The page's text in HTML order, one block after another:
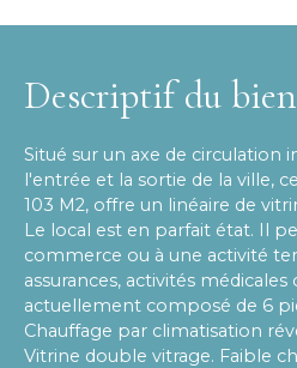
Descriptif du bien
Situé sur un axe de
l'entrée et la sortie de la ville,
103 M2, offre un linéaire de
Le local est en parfait état. Il
commerce ou à une activité
assurances, activités
actuellement composé de 6
Chauffage par climatisation
Vitrine double vitrage. Faible